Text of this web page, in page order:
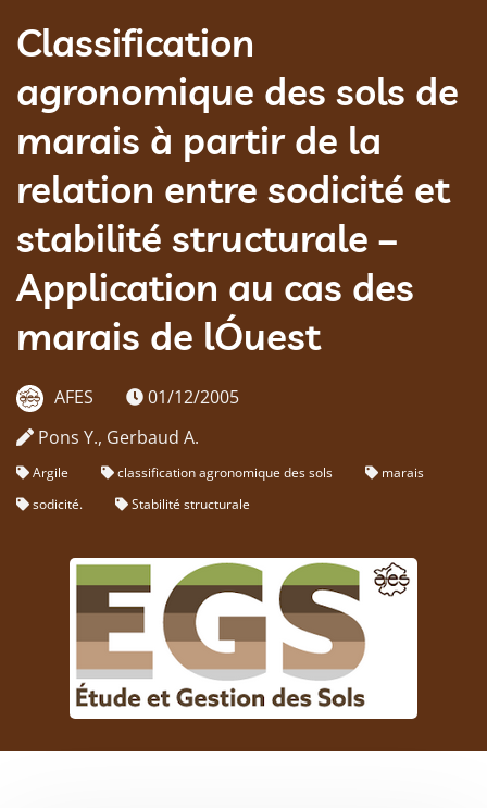
Classification
agronomique des sols de
marais à partir de la
relation entre sodicité et
stabilité structurale –
Application au cas des
marais de lÓuest
AFES
01/12/2005
Pons Y., Gerbaud A.
Argile classification agronomique des sols
marais
sodicité.
Stabilité structurale